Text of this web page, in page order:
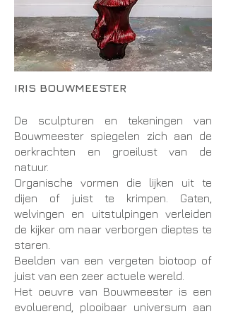
IRIS BOUWMEESTER
De sculpturen en tekeningen van
Bouwmeester spiegelen zich aan de
oerkrachten en groeilust van de
natuur.
Organische vormen die lijken uit te
dijen of juist te krimpen. Gaten,
welvingen en uitstulpingen verleiden
de kijker om naar verborgen dieptes te
staren.
Beelden van een vergeten biotoop of
juist van een zeer actuele wereld.
Het oeuvre van Bouwmeester is een
evoluerend, plooibaar universum aan